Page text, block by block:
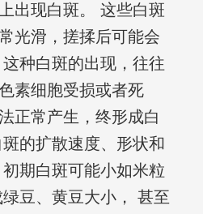
出现白斑。 这些白斑
光滑，搓揉后可能会
种白斑的出现，往往
素细胞受损或者死
正常产生，终形成白
的扩散速度、形状和
期白斑可能小如米粒
豆、黄豆大小， 甚至